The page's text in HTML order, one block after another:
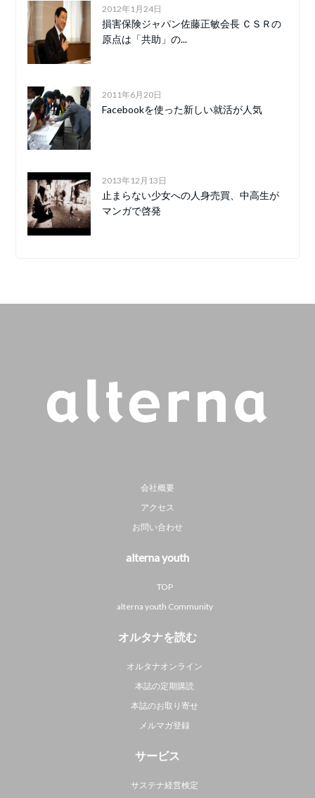
2012年1月24日
損害保険ジャパン佐藤正敏会長 ＣＳＲの
原点は「共助」の...
2011年6月20日
Facebookを使った新しい就活が人気
2013年12月13日
止まらない少女への人身売買、中高生が
マンガで啓発
会社概要
アクセス
お問い合わせ
alterna youth
TOP
alterna youth Community
オルタナを読む
オルタナオンライン
本誌の定期購読
本誌のお取り寄せ
メルマガ登録
サービス
サステナ経営検定